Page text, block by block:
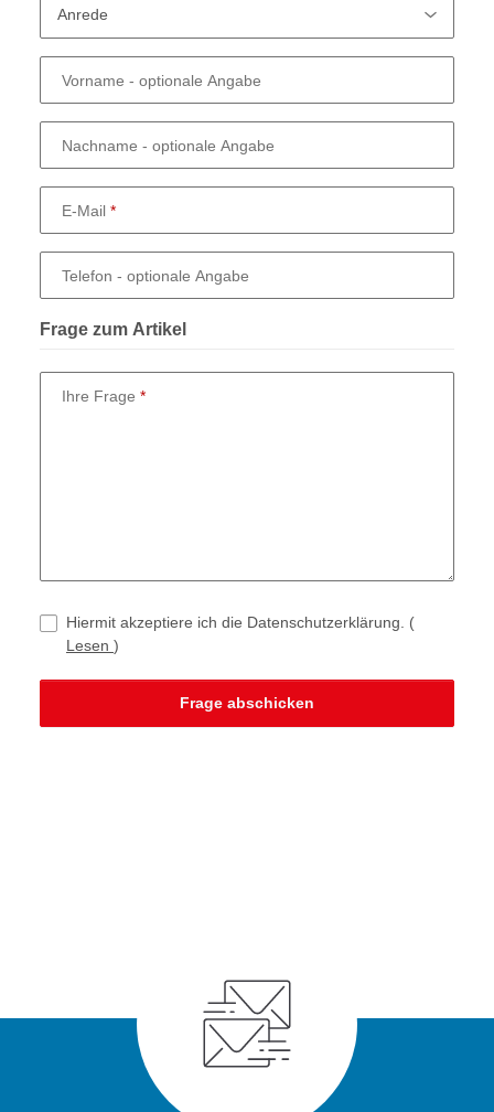
Vorname - optionale Angabe
Nachname - optionale Angabe
E-Mail
Telefon - optionale Angabe
Frage zum Artikel
Ihre Frage
Hiermit akzeptiere ich die Datenschutzerklärung. (
Lesen )
Frage abschicken